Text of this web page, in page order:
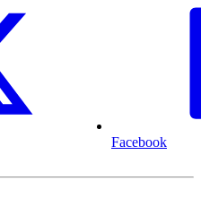
Facebook